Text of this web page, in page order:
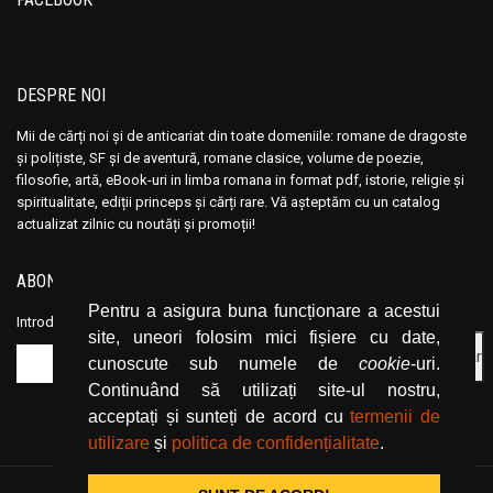
Pentru a asigura buna funcționare a acestui
site, uneori folosim mici fișiere cu date,
cunoscute sub numele de cookie-uri.
Continuând să utilizați site-ul nostru,
acceptați și sunteți de acord cutermenii de
utilizare și politica de confidențialitate.
Andrea Young
Andrei Baleanu
Andrei Bantas
Andrei Ciobanu
Andrei Plesu
Andrew Crumey
Andrew Lloyd
Andrew Newberg
Andrew Stacy
Angelica Montemaggiore
Andrea Young
Andrei Baleanu
Andrei Bantas
Andrei Ciobanu
Andrei Plesu
Andrew Crumey
Andrew Lloyd
Andrew Newberg
Andrew Stacy
Angelica Montemaggiore
DESPRE NOI
Mii de cărți noi și de anticariat din toate domeniile: romane de dragoste
și polițiste, SF și de aventură, romane clasice, volume de poezie,
filosofie, artă, eBook-uri in limba romana in format pdf, istorie, religie și
spiritualitate, ediții princeps și cărți rare. Vă așteptăm cu un catalog
actualizat zilnic cu noutăți și promoții!
ABONEAZĂ-TE LA NEWSLETTER
Introduceți adresa dvs. de email și dați click pe butonul de abonare.